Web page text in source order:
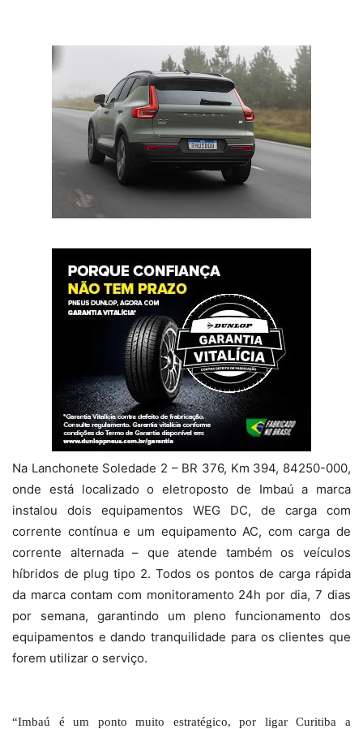
Na Lanchonete Soledade 2 – BR 376, Km 394, 84250-000,
onde está localizado o eletroposto de Imbaú a marca
instalou dois equipamentos WEG DC, de carga com
corrente contínua e um equipamento AC, com carga de
corrente alternada – que atende também os veículos
híbridos de plug tipo 2. Todos os pontos de carga rápida
da marca contam com monitoramento 24h por dia, 7 dias
por semana, garantindo um pleno funcionamento dos
equipamentos e dando tranquilidade para os clientes que
forem utilizar o serviço.
“Imbaú é um ponto muito estratégico, por ligar Curitiba a